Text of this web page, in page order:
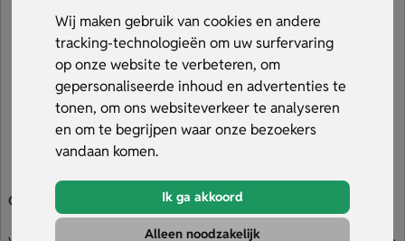
Wij maken gebruik van cookies en andere
tracking-technologieën om uw surfervaring
op onze website te verbeteren, om
gepersonaliseerde inhoud en advertenties te
tonen, om ons websiteverkeer te analyseren
en om te begrijpen waar onze bezoekers
vandaan komen.
Ik ga akkoord
Alleen noodzakelijk
ieder drankje onder de aandacht. Bekijk ons assortiment
en laat jouw glazen met logo bedrukken!
Classic Shotglas (50 ml) Longdrink Glas (270 Ml)